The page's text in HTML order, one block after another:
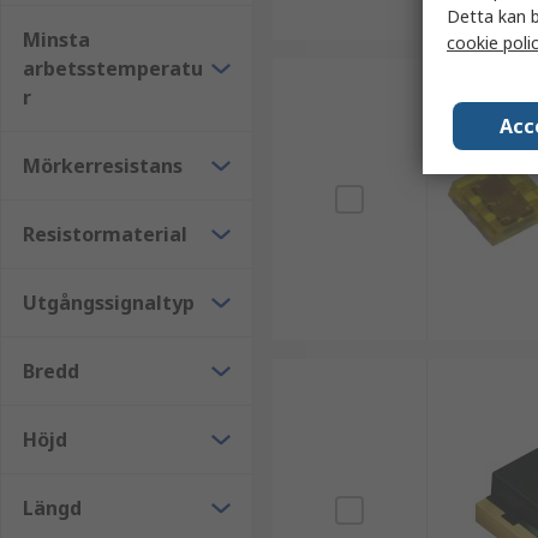
Minsta
arbetsstemperatu
r
Mörkerresistans
Resistormaterial
Utgångssignaltyp
Bredd
Höjd
Längd
Detta kan
cookie